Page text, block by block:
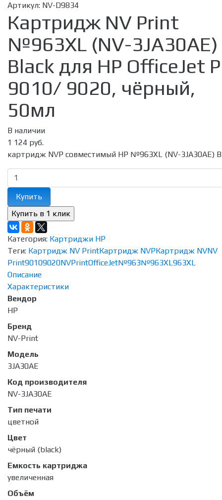
Артикул: NV-D9834
Картридж NV Print
№963XL (NV-3JA30AE)
Black для HP OfficeJet
9010/ 9020, чёрный,
50мл
В наличии
1 124 руб.
картридж NVP совместимый HP №963XL (NV-3JA30AE)
Купить
Категория: Картриджи HP
Теги: Картридж NV PrintКартридж NVPКартридж NVNV
Print90109020NVPrintOfficeJet№963№963XL963XL
Описание
Характеристики
Вендор
HP
Бренд
NV-Print
Модель
3JA30AE
Код производителя
NV-3JA30AE
Тип печати
цветной
Цвет
чёрный (black)
Емкость картриджа
увеличенная
Объём